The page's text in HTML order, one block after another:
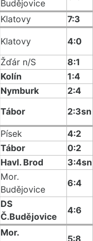
Budějovice
Klatovy 7:3
Klatovy
4:0
Žďár n/S
8:1
Kolín
1:4
Nymburk
2:4
Tábor 2:3sn
Písek
4:2
Tábor
0:2
Havl. Brod
3:4sn
Mor.
Budějovice
6:4
DS
Č.Budějovice
4:6
Mor.
5:8